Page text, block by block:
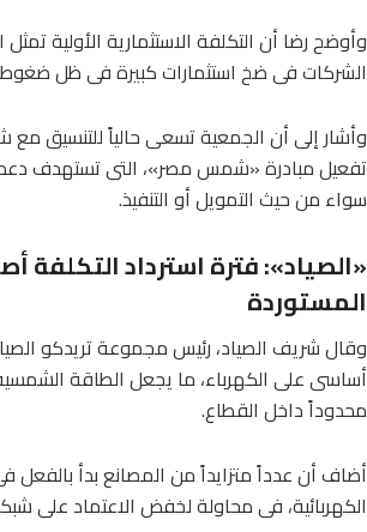
وأوضح رضا أن التكلفة الاستثمارية الأولية
الشركات فى ضخ استثمارات كبيرة فى ظل ضغوط
وأشار إلى أن الجمعية تسعى حالياً للتنسيق مع
تفعيل مبادرة «شمس مصر»، التى تستهدف
سواء من حيث التمويل أو التنفيذ.
المستوردة
وقال شريف الصياد، رئيس مجموعة تريدكو
أساسى على الكهرباء، ما يجعل الطاقة الشمسية
محدوداً داخل القطاع.
أضاف أن عدداً متزايداً من المصانع بدأ
الكهربائية، فى محاولة لخفض الاعتماد على